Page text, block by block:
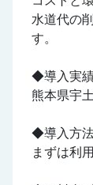
水道代の
す。
◆導入実
熊本県宇
◆導入方
まずは利